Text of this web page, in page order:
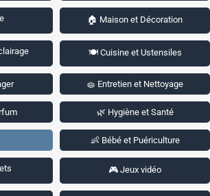
🏠 Maison et Décoration
🍽️ Cuisine et Ustensiles
🧽 Entretien et Nettoyage
🌿 Hygiène et Santé
👶 Bébé et Puériculture
🎮 Jeux vidéo